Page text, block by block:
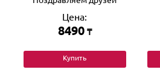
Цена:
8490 ₸
Купить